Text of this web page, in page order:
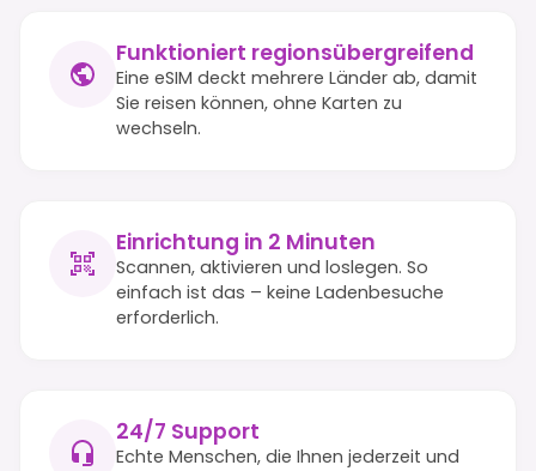
Funktioniert regionsübergreifend
Eine eSIM deckt mehrere Länder ab, damit
Sie reisen können, ohne Karten zu
wechseln.
Einrichtung in 2 Minuten
Scannen, aktivieren und loslegen. So
einfach ist das – keine Ladenbesuche
erforderlich.
24/7 Support
Echte Menschen, die Ihnen jederzeit und